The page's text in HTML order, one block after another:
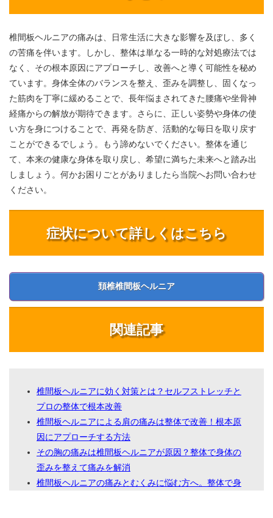
椎間板ヘルニアの痛みは、日常生活に大きな影響を及ぼし、多く
の苦痛を伴います。しかし、整体は単なる一時的な対処療法では
なく、その根本原因にアプローチし、改善へと導く可能性を秘め
ています。身体全体のバランスを整え、歪みを調整し、固くなっ
た筋肉を丁寧に緩めることで、長年悩まされてきた腰痛や坐骨神
経痛からの解放が期待できます。さらに、正しい姿勢や身体の使
い方を身につけることで、再発を防ぎ、活動的な毎日を取り戻す
ことができるでしょう。もう諦めないでください。整体を通じ
て、本来の健康な身体を取り戻し、希望に満ちた未来へと踏み出
しましょう。何かお困りごとがありましたら当院へお問い合わせ
ください。
症状について詳しくはこちら
頚椎椎間板ヘルニア
関連記事
椎間板ヘルニアに効く対策とは？セルフストレッチと
プロの整体で根本改善
椎間板ヘルニアによる肩の痛みは整体で改善！根本原
因にアプローチする方法
その胸の痛みは椎間板ヘルニアが原因？整体で身体の
歪みを整えて痛みを解消
椎間板ヘルニアの痛みとむくみに悩む方へ。整体で身